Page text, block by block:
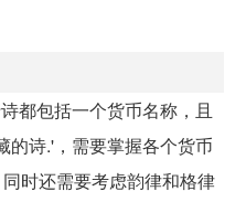
都包括一个货币名称，且
的诗.'，需要掌握各个货币
时还需要考虑韵律和格律